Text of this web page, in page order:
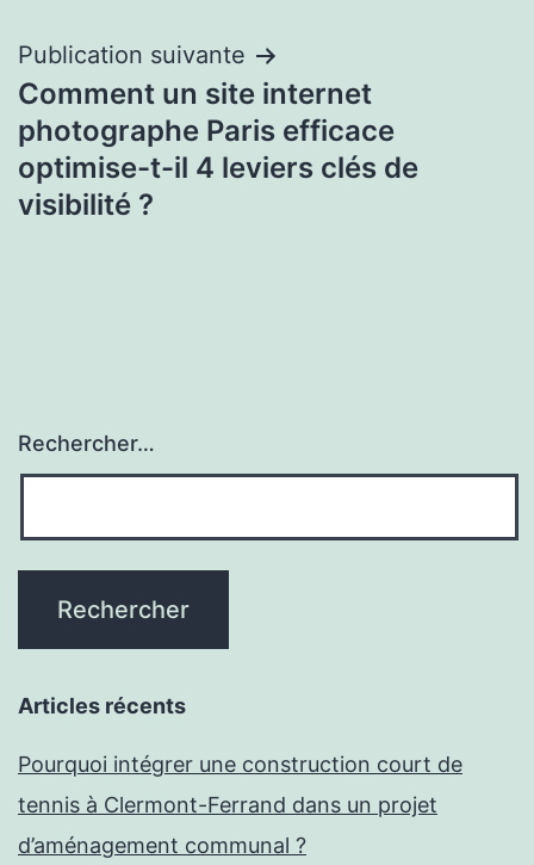
Publication suivante
Comment un site internet
photographe Paris efficace
optimise-t-il 4 leviers clés de
visibilité ?
Rechercher…
Articles récents
Pourquoi intégrer une construction court de
tennis à Clermont-Ferrand dans un projet
d’aménagement communal ?